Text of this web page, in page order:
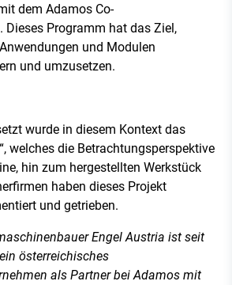
dem Adamos Co-
Dieses Programm hat das Ziel,
und Modulen
und umzusetzen.
wurde in diesem Kontext das
welches die Betrachtungsperspektive
hin zum hergestellten Werkstück
haben dieses Projekt
und getrieben.
Engel Austria ist seit
österreichisches
als Partner bei Adamos mit